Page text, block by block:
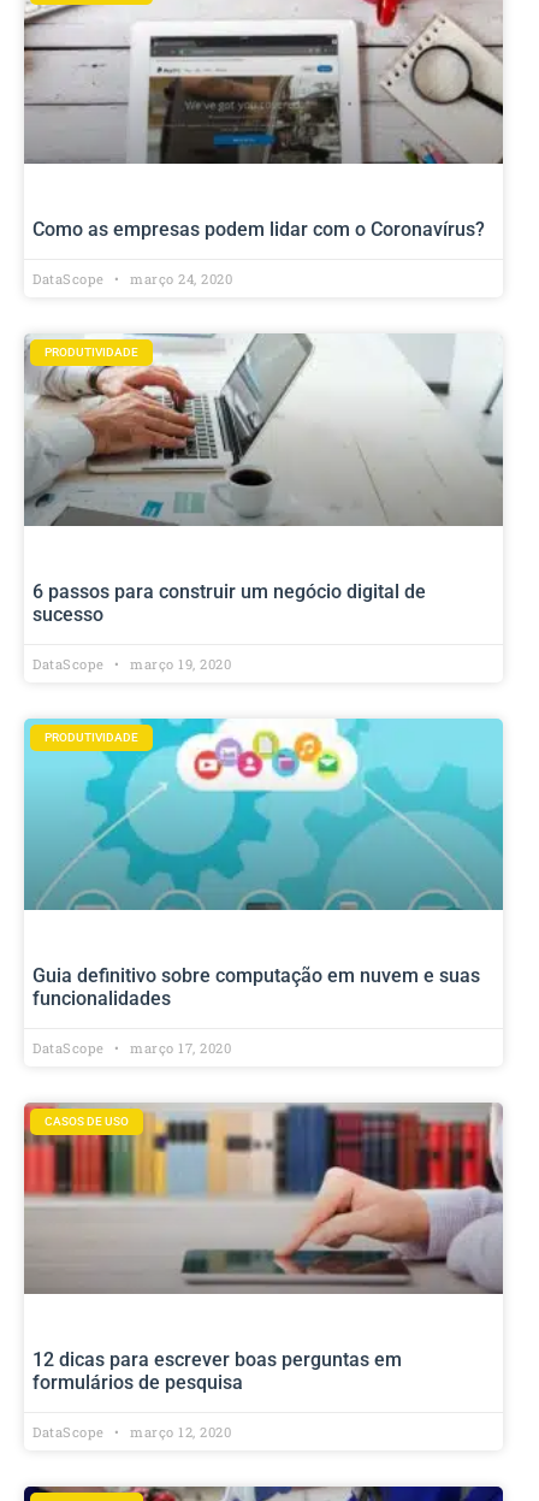
Como as empresas podem lidar com o Coronavírus?
DataScope março 24, 2020
PRODUTIVIDADE
6 passos para construir um negócio digital de
sucesso
DataScope março 19, 2020
PRODUTIVIDADE
Guia definitivo sobre computação em nuvem e suas
funcionalidades
DataScope março 17, 2020
CASOS DE USO
12 dicas para escrever boas perguntas em
formulários de pesquisa
DataScope março 12, 2020